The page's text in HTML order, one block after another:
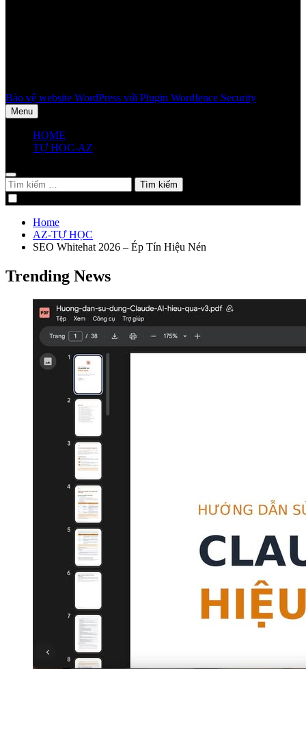
Bảo vệ website WordPress với Plugin Wordfence Security
Menu
HOME
TỰ HỌC-AZ
Tìm
kiếm
cho:
Home
AZ-TỰ HỌC
SEO Whitehat 2026 – Ép Tín Hiệu Nén
Trending News